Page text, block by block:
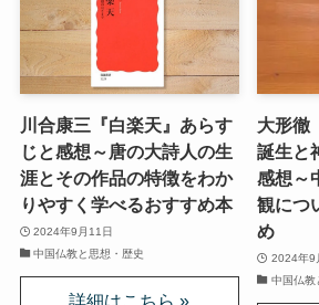
ドストエフスキー、妻と歩んだ
の西欧旅行
『ローマ旅行記』～劇場都市ロ
ーニ巡礼
独ソ戦・冷戦下の世界
レーニン・スターリン時代のソ連
独ソ戦～ソ連とナチスの絶滅戦争
川合康三『白楽天』あらす
じと感想～唐の大詩人の生
涯とその作品の特徴をわか
りやすく学べるおすすめ本
2024年9月11日
中国仏教と思想・歴史
大形徹
誕生と
感想～
観につ
め
2024年9
中国仏教